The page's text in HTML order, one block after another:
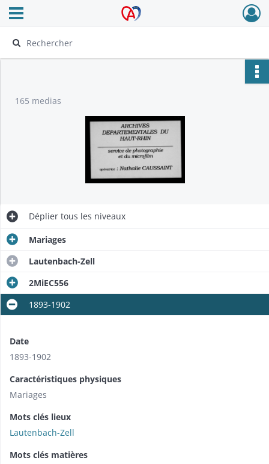
Archives Alsace - Colmar
Ouvrir le menu déroulant
165 medias
Déplier tous les niveaux
Mariages
Lautenbach-Zell
2MiEC556
1893-1902
Date
1893-1902
Caractéristiques physiques
Mariages
Mots clés lieux
Lautenbach-Zell
Mots clés matières